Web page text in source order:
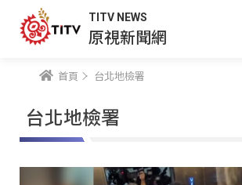
TITV NEWS
原視新聞網
首頁 台北地檢署
台北地檢署